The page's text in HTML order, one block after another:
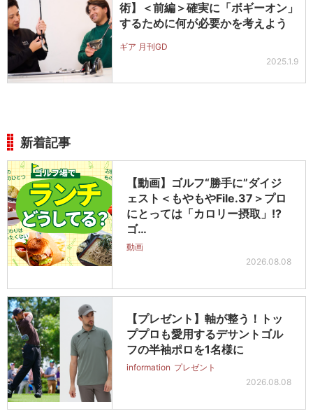
術】＜前編＞確実に「ボギーオン」
するために何が必要かを考えよう
ギア 月刊GD
2025.1.9
新着記事
【動画】ゴルフ“勝手に”ダイジ
ェスト＜もやもやFile.37＞プロ
にとっては「カロリー摂取」!?
ゴ…
動画
2026.08.08
【プレゼント】軸が整う！トッ
ププロも愛用するデサントゴル
フの半袖ポロを1名様に
information プレゼント
2026.08.08